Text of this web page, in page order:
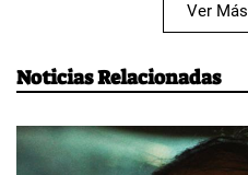
Ver Más
Noticias Relacionadas